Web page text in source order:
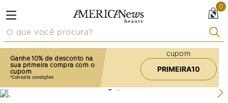
0
Ganhe 10% de desconto na
sua primeira compra com o
cupom
cupom
PRIMEIRA10